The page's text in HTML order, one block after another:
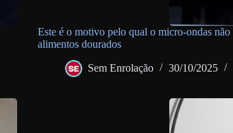
Este é o motivo pelo qual o micro-ondas não
alimentos dourados
Sem Enrolação 30/10/2025